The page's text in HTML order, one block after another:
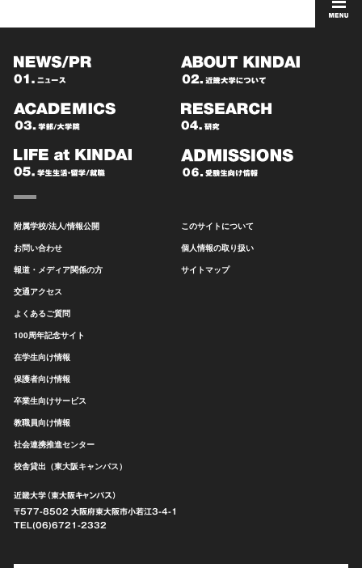
附属学校/法人/情報公開
お問い合わせ
報道・メディア関係の方
交通アクセス
よくあるご質問
100周年記念サイト
在学生向け情報
保護者向け情報
卒業生向けサービス
教職員向け情報
社会連携推進センター
校舎貸出（東大阪キャンパス）
このサイトについて
個人情報の取り扱い
サイトマップ
近畿大学（東大阪キャンパス）
〒577-8502 大阪府東大阪市小若江3-4-1
TEL(06)6721-2332